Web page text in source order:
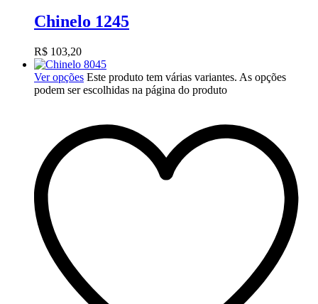
Chinelo 1245
R$ 103,20
Ver opções Este produto tem várias variantes. As opções
podem ser escolhidas na página do produto